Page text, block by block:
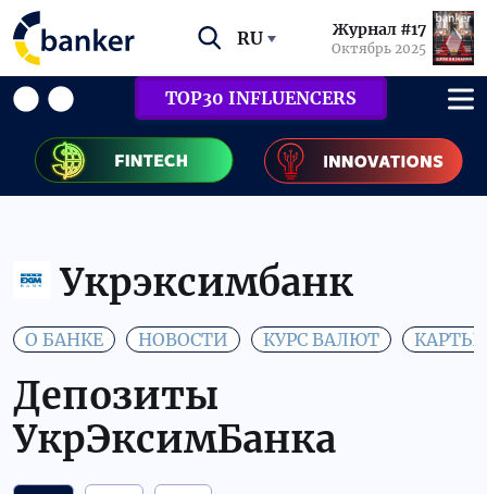
RU Журнал #17
Октябрь 2025
TOP30 INFLUENCERS
Укрэксимбанк
О БАНКЕ НОВОСТИ КУРС ВАЛЮТ КАРТЫ
Депозиты
УкрЭксимБанка